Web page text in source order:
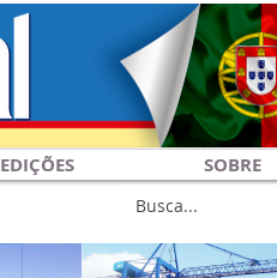
EDIÇÕES SOBRE